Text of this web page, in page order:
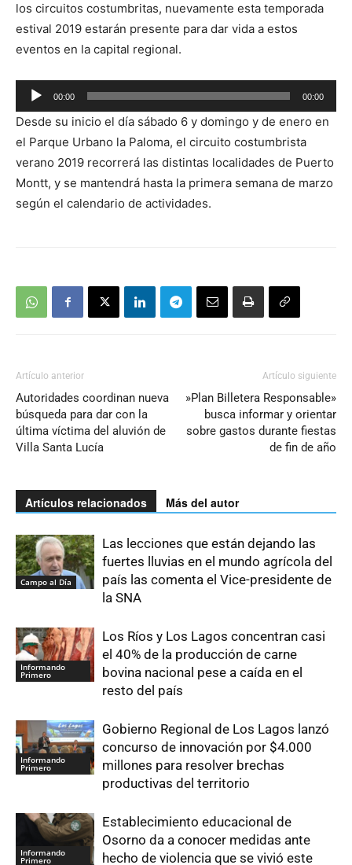
los circuitos costumbritas, nuevamente esta temporada
estival 2019 estarán presente para dar vida a estos
eventos en la capital regional.
Reproductor
de
audio
00:00 00:00
Desde su inicio el día sábado 6 y domingo y de enero en
el Parque Urbano la Paloma, el circuito costumbrista
verano 2019 recorrerá las distintas localidades de Puerto
Montt, y se mantendrá hasta la primera semana de marzo
según el calendario de actividades.
Artículo anterior
Autoridades coordinan nueva
búsqueda para dar con la
última víctima del aluvión de
Villa Santa Lucía
Artículo siguiente
»Plan Billetera Responsable»
busca informar y orientar
sobre gastos durante fiestas
de fin de año
Artículos relacionados Más del autor
Campo al Día
Las lecciones que están dejando las
fuertes lluvias en el mundo agrícola del
país las comenta el Vice-presidente de
la SNA
Informando
Primero
Los Ríos y Los Lagos concentran casi
el 40% de la producción de carne
bovina nacional pese a caída en el
resto del país
Informando
Primero
Gobierno Regional de Los Lagos lanzó
concurso de innovación por $4.000
millones para resolver brechas
productivas del territorio
Informando
Primero
Establecimiento educacional de
Osorno da a conocer medidas ante
hecho de violencia que se vivió este